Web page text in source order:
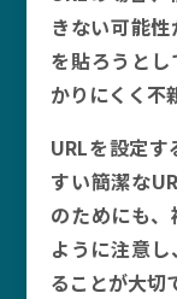
きない可能
を貼ろうと
かりにくく不
URLを設定
すい簡潔な
のためにも
ように注意
ることが大切